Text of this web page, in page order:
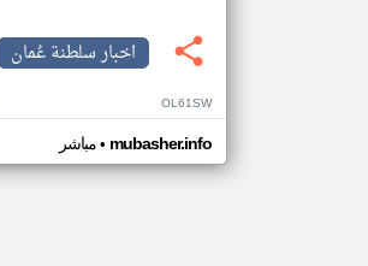
اخبار سلطنة عُمان
OL61SW
مباشر• mubasher.info